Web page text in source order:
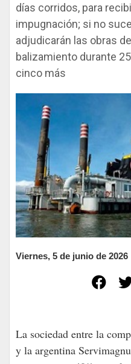
días corridos, para
impugnación; si no
adjudicarán las obras
balizamiento durante
cinco más
Viernes, 5 de junio de 2026
La sociedad entre la
y la argentina